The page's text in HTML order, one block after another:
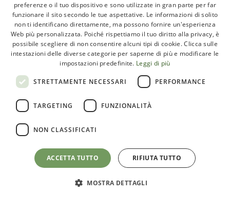
LE INTERVISTE
CHI SIAMO
CONTATTI
Paleoadvisor.net è un progetto di Francesca Pietrobon e
(RM) Italy – C.F. PTRFNC91T67l407X
Privacy e cookie policy Termini e condizioniMap Icons
preferenze o il tuo dispositivo e sono utilizzate in gran parte per far
funzionare il sito secondo le tue aspettative. Le informazioni di solito
non ti identificano direttamente, ma possono fornire un'esperienza
Web più personalizzata. Poiché rispettiamo il tuo diritto alla privacy, è
possibile scegliere di non consentire alcuni tipi di cookie. Clicca sulle
intestazioni delle diverse categorie per saperne di più e modificare le
impostazioni predefinite. Leggi di più
STRETTAMENTE NECESSARI PERFORMANCE
TARGETING FUNZIONALITÀ
NON CLASSIFICATI
ACCETTA TUTTO RIFIUTA TUTTO
MOSTRA DETTAGLI